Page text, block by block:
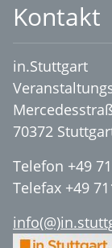
Kontakt
in.Stuttgart
70372
Telefon +49
Telefax +49